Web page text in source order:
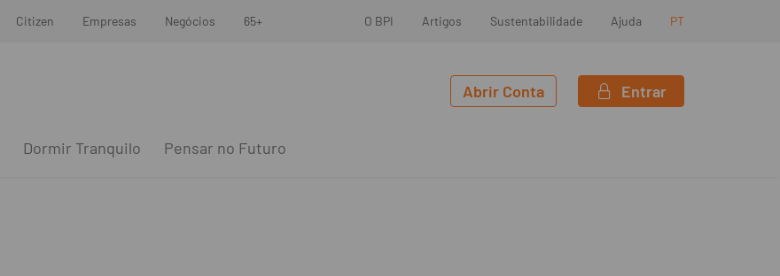
Citizen Empresas Negócios 65+ O BPI Artigos Sustentabilidade Ajuda PT
Abrir Conta Entrar
Dormir Tranquilo Pensar no Futuro